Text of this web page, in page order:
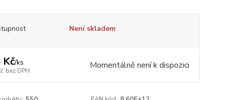
Není skladem
Kč/ks
bez DPH Momentálně není k dispozici